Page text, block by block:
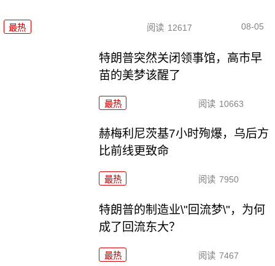
最热 阅读 12617 08-05
特朗普突然关闭领事馆，高市早
苗的美梦该醒了
最热 阅读 10663
赫梅利尼茨基7小时殉爆，乌后方
比前线更致命
最热 阅读 7950
特朗普的制造业\"回流梦\"，为何
成了回流东大？
最热 阅读 7467